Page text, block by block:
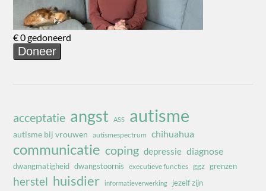
acceptatie angst ASS autisme
autisme bij vrouwen autismespectrum chihuahua
communicatie coping depressie diagnose
dwangmatigheid dwangstoornis executieve functies ggz grenzen
herstel huisdier informatieverwerking jezelf zijn